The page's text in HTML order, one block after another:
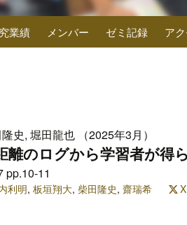
業績 メンバー ゼミ記録 ア
史, 堀田龍也 （2025年3月）
離のログから学習者が得
pp.10-11
利明, 板垣翔大, 柴田隆史, 齋瑞希